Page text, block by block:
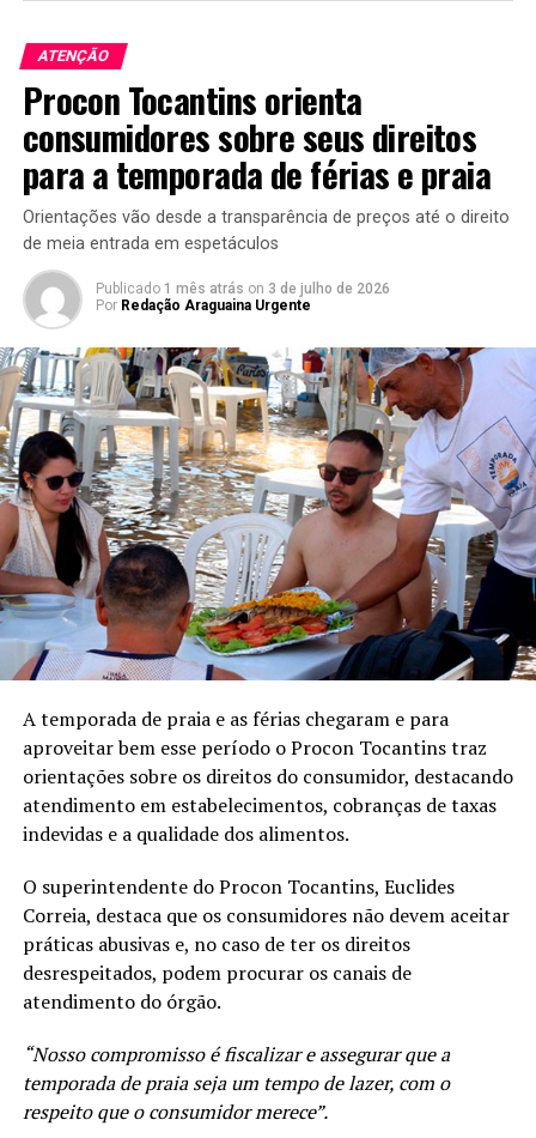
ATENÇÃO
Procon Tocantins orienta
consumidores sobre seus direitos
para a temporada de férias e praia
Orientações vão desde a transparência de preços até o direito
de meia entrada em espetáculos
Publicado 1 mês atrás on 3 de julho de 2026
Por Redação Araguaina Urgente
A temporada de praia e as férias chegaram e para
aproveitar bem esse período o Procon Tocantins traz
orientações sobre os direitos do consumidor, destacando
atendimento em estabelecimentos, cobranças de taxas
indevidas e a qualidade dos alimentos.
O superintendente do Procon Tocantins, Euclides
Correia, destaca que os consumidores não devem aceitar
práticas abusivas e, no caso de ter os direitos
desrespeitados, podem procurar os canais de
atendimento do órgão.
“Nosso compromisso é fiscalizar e assegurar que a
temporada de praia seja um tempo de lazer, com o
respeito que o consumidor merece”.